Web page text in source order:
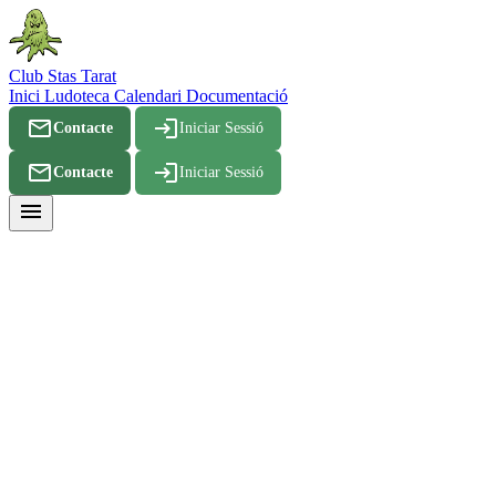
Club Stas Tarat
Inici Ludoteca Calendari Documentació
mail_outlineContacte loginIniciar Sessió
mail_outlineContacte loginIniciar Sessió
menu